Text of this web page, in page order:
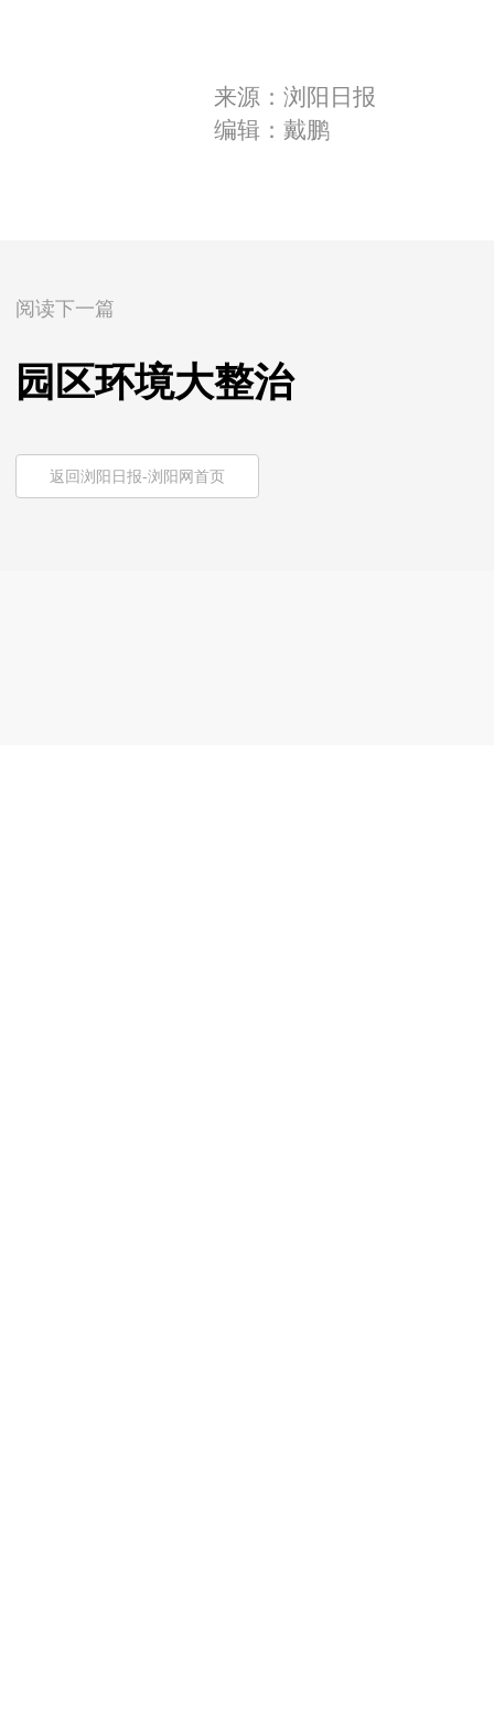
来源：浏阳日报
编辑：戴鹏
阅读下一篇
园区环境大整治
返回浏阳日报-浏阳网首页